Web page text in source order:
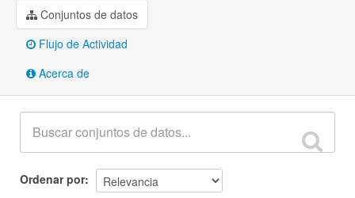
Conjuntos de datos
Flujo de Actividad
Acerca de
Ordenar por